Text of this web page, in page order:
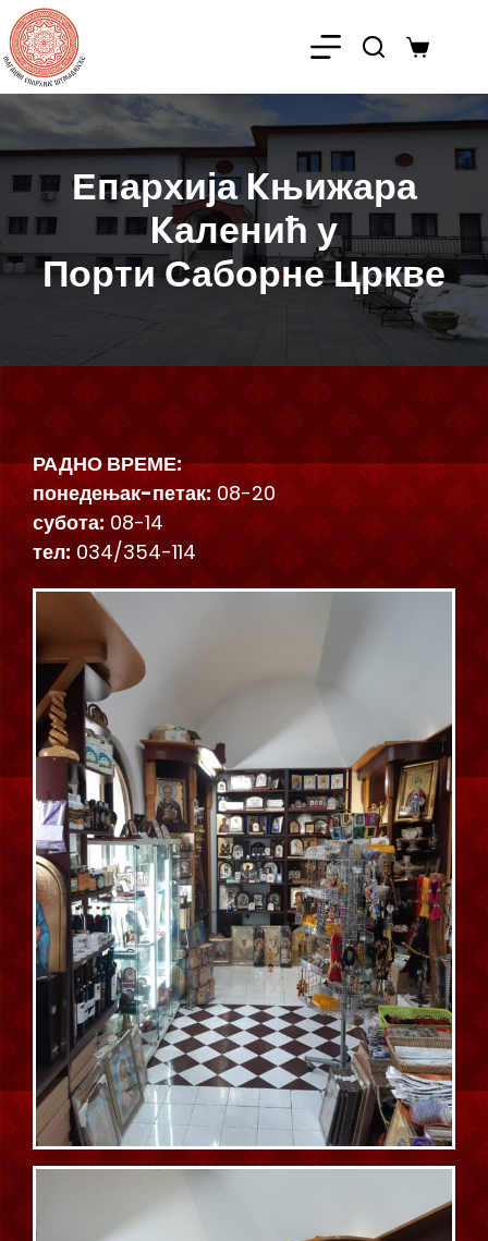
Епархија Kњижара
Kаленић у
Порти Саборне Цркве
РАДНО ВРЕМЕ:
понедењак-петак: 08-20
субота: 08-14
тел: 034/354-114